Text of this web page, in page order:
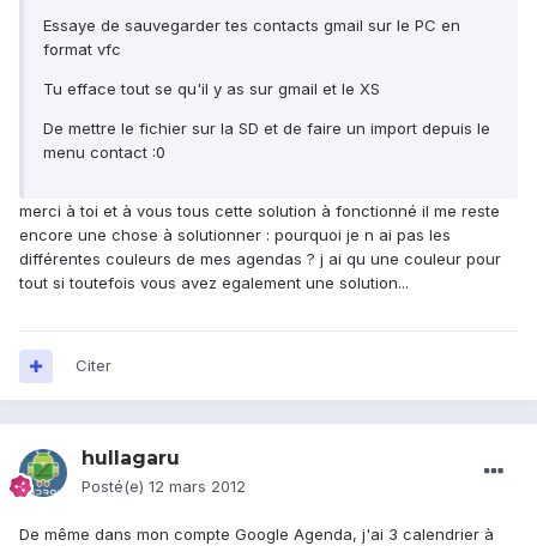
Essaye de sauvegarder tes contacts gmail sur le PC en
format vfc
Tu efface tout se qu'il y as sur gmail et le XS
De mettre le fichier sur la SD et de faire un import depuis le
menu contact :0
merci à toi et à vous tous cette solution à fonctionné il me reste
encore une chose à solutionner : pourquoi je n ai pas les
différentes couleurs de mes agendas ? j ai qu une couleur pour
tout si toutefois vous avez egalement une solution...
Citer
hullagaru
Posté(e) 12 mars 2012
De même dans mon compte Google Agenda, j'ai 3 calendrier à